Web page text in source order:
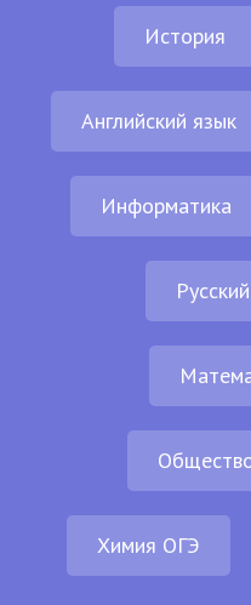
История
Английский язык
Информатика
Химия ОГЭ